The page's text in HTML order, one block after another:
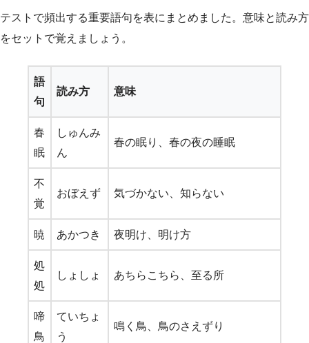
テストで頻出する重要語句を表にまとめました。意味と読み方
をセットで覚えましょう。
語
句
読み方 意味
春
眠
しゅんみ
ん
春の眠り、春の夜の睡眠
不
覚
おぼえず 気づかない、知らない
暁 あかつき 夜明け、明け方
処
処
しょしょ あちらこちら、至る所
啼
鳥
ていちょ
う
鳴く鳥、鳥のさえずり